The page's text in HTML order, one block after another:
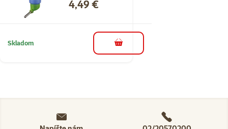
Cena
4,49 €
Skladom do košíka